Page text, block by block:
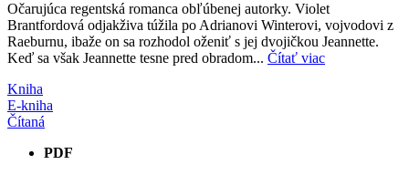
Očarujúca regentská romanca obľúbenej autorky. Violet
Brantfordová odjakživa túžila po Adrianovi Winterovi, vojvodovi z
Raeburnu, ibaže on sa rozhodol oženiť s jej dvojičkou Jeannette.
Keď sa však Jeannette tesne pred obradom... Čítať viac
Kniha
E-kniha
Čítaná
PDF